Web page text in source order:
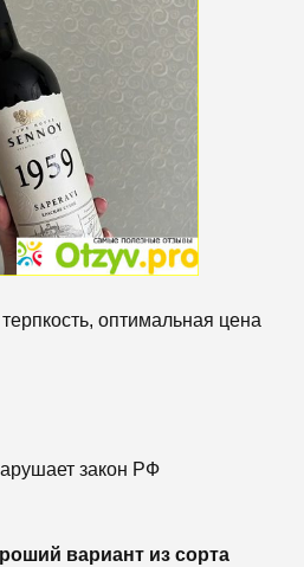
оптимальная цена
закон РФ
вариант из сорта